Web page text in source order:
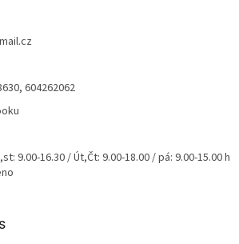
604262062
9.00-16.30 / Út,Čt: 9.00-18.00 / pá: 9.00-15.00 h